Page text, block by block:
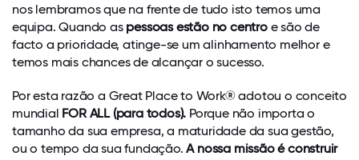
nos lembramos que na frente de tudo isto temos uma
equipa. Quando as pessoas estão no centroe são de
facto a prioridade, atinge-se um alinhamento melhor e
temos mais chances de alcançar o sucesso.
Por esta razão a Great Place to Work® adotou o conceito
mundial FOR ALL (para todos). Porque não importa o
tamanho da sua empresa, a maturidade da sua gestão,
ou o tempo da sua fundação.A nossa missão é construir